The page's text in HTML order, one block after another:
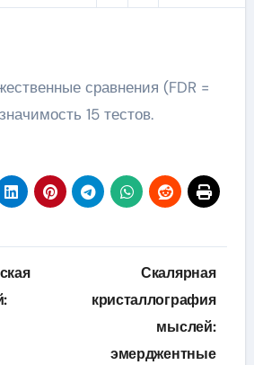
сравнения (FDR =
15 тестов.
Скалярная
кристаллография
мыслей:
эмерджентные